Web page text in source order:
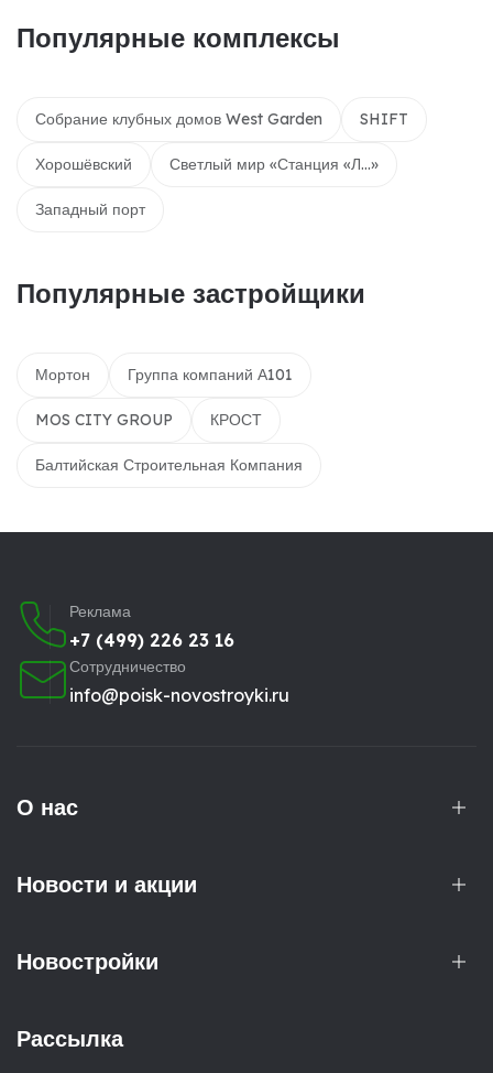
Популярные комплексы
Собрание клубных домов West Garden SHIFT
Хорошёвский Светлый мир «Станция «Л...»
Западный порт
Популярные застройщики
Мортон Группа компаний А101
MOS CITY GROUP КРОСТ
Балтийская Строительная Компания
Реклама
+7 (499) 226 23 16
Сотрудничество
info@poisk-novostroyki.ru
О нас
Новости и акции
Новостройки
Рассылка